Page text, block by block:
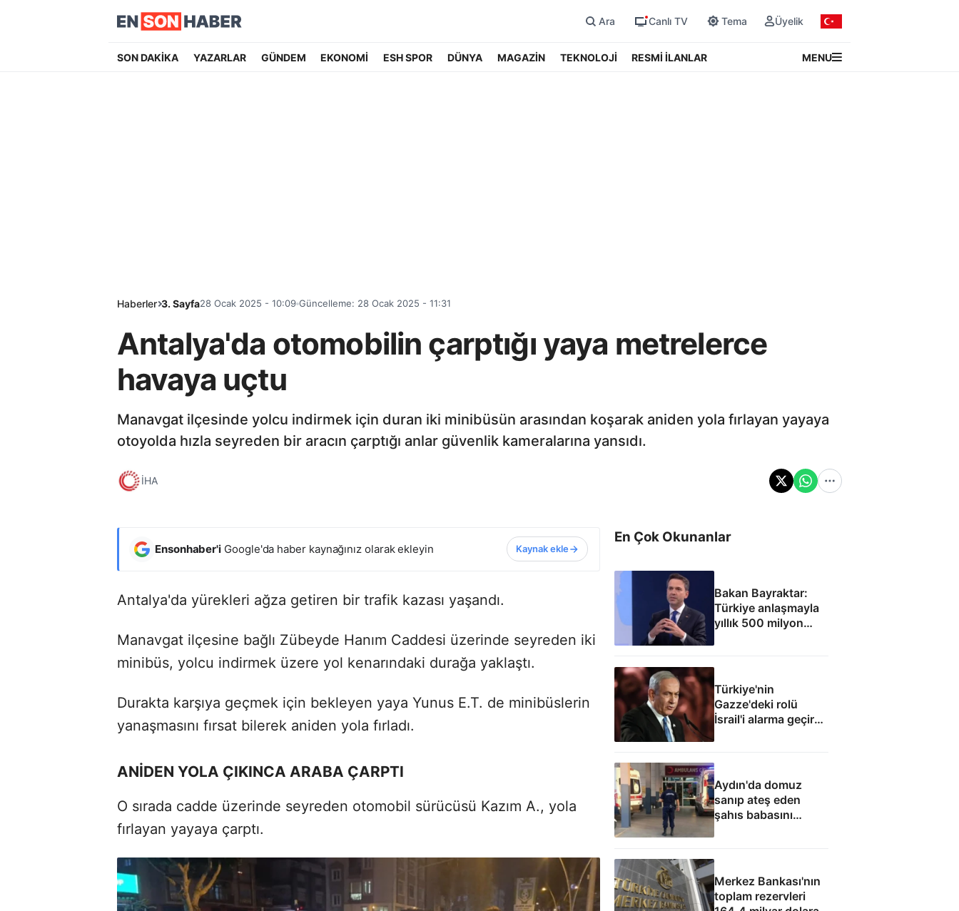
Ara Canlı TV Tema Üyelik
SON DAKİKA YAZARLAR GÜNDEM EKONOMİ ESH SPOR DÜNYA MAGAZİN TEKNOLOJİ RESMİ İLANLAR MENU
Haberler 3. Sayfa28 Ocak 2025 - 10:09 Güncelleme: 28 Ocak 2025 - 11:31
Antalya'da otomobilin çarptığı yaya metrelerce
havaya uçtu
Manavgat ilçesinde yolcu indirmek için duran iki minibüsün arasından koşarak aniden yola fırlayan yayaya
otoyolda hızla seyreden bir aracın çarptığı anlar güvenlik kameralarına yansıdı.
İHA
Ensonhaber'i Google'da haber kaynağınız olarak ekleyin Kaynak ekle
Antalya'da yürekleri ağza getiren bir trafik kazası yaşandı.
Manavgat ilçesine bağlı Zübeyde Hanım Caddesi üzerinde seyreden iki
minibüs, yolcu indirmek üzere yol kenarındaki durağa yaklaştı.
Durakta karşıya geçmek için bekleyen yaya Yunus E.T. de minibüslerin
yanaşmasını fırsat bilerek aniden yola fırladı.
ANİDEN YOLA ÇIKINCA ARABA ÇARPTI
O sırada cadde üzerinde seyreden otomobil sürücüsü Kazım A., yola
fırlayan yayaya çarptı.
En Çok Okunanlar
Bakan Bayraktar:
Türkiye anlaşmayla
yıllık 500 milyon
Türkiye'nin
Gazze'deki rolü
İsrail'i alarma geçirdi:
Aydın'da domuz
sanıp ateş eden
şahıs babasını
Merkez Bankası'nın
toplam rezervleri